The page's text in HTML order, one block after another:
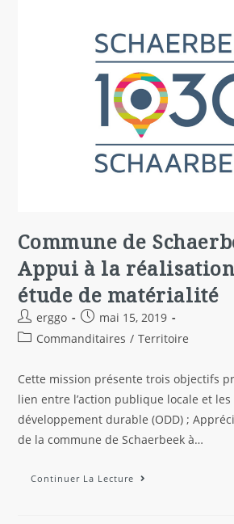
Commune de
Appui à la réalisation
étude de matérialité
erggo
mai 15, 2019
Commanditaires / Territoire
Cette mission présente trois objectifs
lien entre l’action publique locale et
développement durable (ODD) ;
de la commune de Schaerbeek à…
Continuer La Lecture